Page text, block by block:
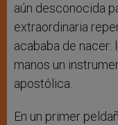
aún desconocida
extraordinaria
acababa de nacer:
manos un
apostólica.
En un primer